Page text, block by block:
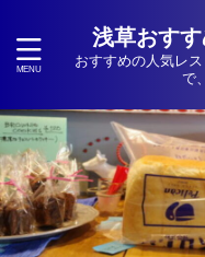
浅草おす
おすすめの人気レ
で